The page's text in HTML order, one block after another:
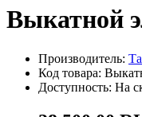
Выкатной
Производитель:
Код товара:
Доступность: На